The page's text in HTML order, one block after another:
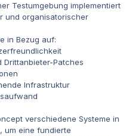
Testumgebung implementiert
und organisatorischer
in Bezug auf:
Patches
Infrastruktur
verschiedene Systeme in
um eine fundierte